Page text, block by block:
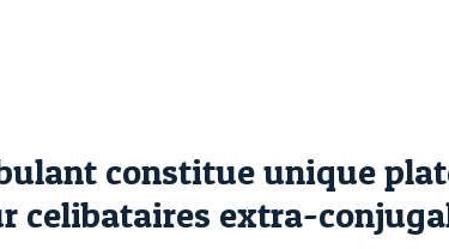
constitue unique
celibataires extra-